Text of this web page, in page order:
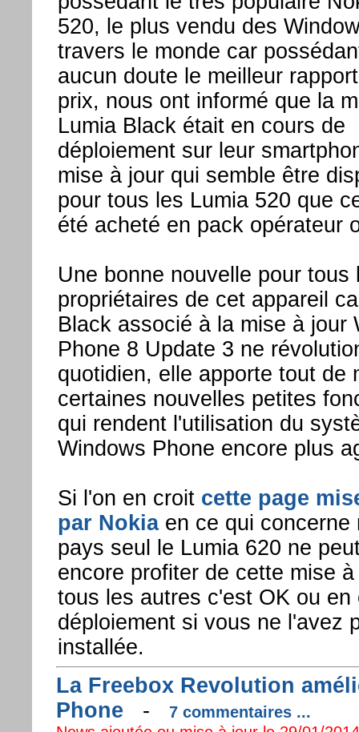
520, le plus vendu des
travers le monde car
aucun doute le meilleur
prix, nous ont informé que la
Lumia Black était en cours de
déploiement sur leur
mise à jour qui semble être
pour tous les Lumia 520 que
été acheté en pack opérateur
Une bonne nouvelle pour tous
propriétaires de cet appareil
Black associé à la mise à jour
Phone 8 Update 3 ne
quotidien, elle apporte tout de
certaines nouvelles petites
qui rendent l'utilisation du
Windows Phone encore plus
Si l'on en croit cette page
par Nokiaen ce qui concerne
pays seul le Lumia 620 ne
encore profiter de cette mise
tous les autres c'est OK ou en
déploiement si vous ne l'avez
installée.
La Freebox Revolution
Phone -
7 commentaires ...